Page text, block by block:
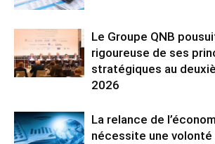
Le Groupe QNB
rigoureuse de ses
stratégiques au
2026
La relance de
nécessite une volonté